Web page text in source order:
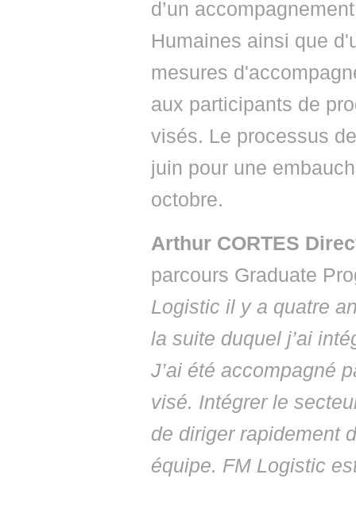
d’un
Humaines ainsi que
mesures
aux participants de
visés. Le processus
juin pour une
octobre.
Arthur CORTES
parcours Graduate
Logistic il y a quatre
la suite duquel j’ai
J’ai été accompagné
visé. Intégrer le
de diriger rapidement
équipe. FM Logistic